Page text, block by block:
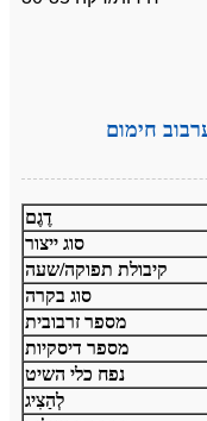
חימום
דֶגֶם
סוג ייצור
קיבולת תפוקה/שעה
סוג בקרה
מספר זרבובית
מספר דיסקיות
נפח כלי השיט
לְהַצִיג